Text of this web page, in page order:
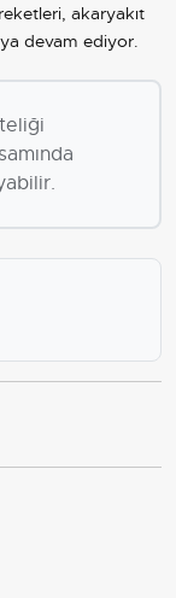
akaryakıt
devam ediyor.